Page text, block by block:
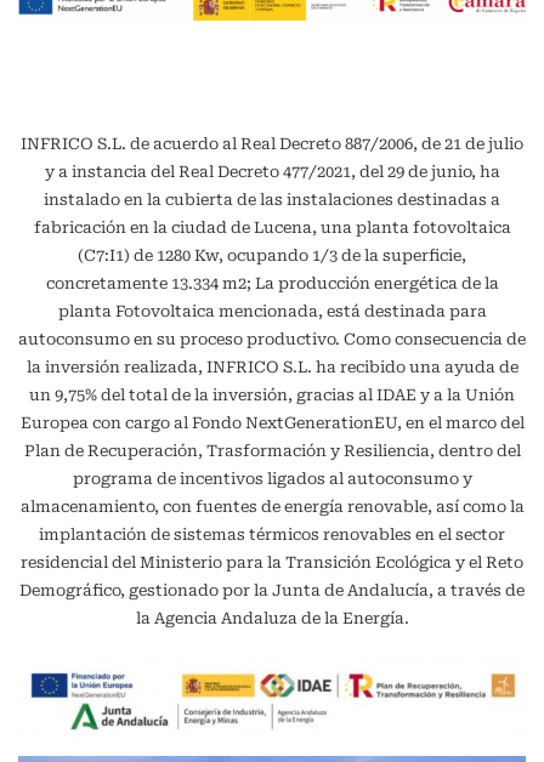
INFRICO S.L. de acuerdo al Real Decreto 887/2006, de 21 de julio
y a instancia del Real Decreto 477/2021, del 29 de junio, ha
instalado en la cubierta de las instalaciones destinadas a
fabricación en la ciudad de Lucena, una planta fotovoltaica
(C7:I1) de 1280 Kw, ocupando 1/3 de la superficie,
concretamente 13.334 m2; La producción energética de la
planta Fotovoltaica mencionada, está destinada para
autoconsumo en su proceso productivo. Como consecuencia de
la inversión realizada, INFRICO S.L. ha recibido una ayuda de
un 9,75% del total de la inversión, gracias al IDAE y a la Unión
Europea con cargo al Fondo NextGenerationEU, en el marco del
Plan de Recuperación, Trasformación y Resiliencia, dentro del
programa de incentivos ligados al autoconsumo y
almacenamiento, con fuentes de energía renovable, así como la
implantación de sistemas térmicos renovables en el sector
residencial del Ministerio para la Transición Ecológica y el Reto
Demográfico, gestionado por la Junta de Andalucía, a través de
la Agencia Andaluza de la Energía.